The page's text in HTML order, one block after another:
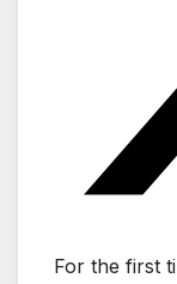
For the first